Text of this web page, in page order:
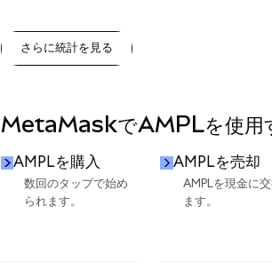
さらに統計を見る
MetaMaskでAMPLを使用
AMPLを購入
数回のタップで始め
られます。
AMPLを売却
AMPLを現金に
ます。